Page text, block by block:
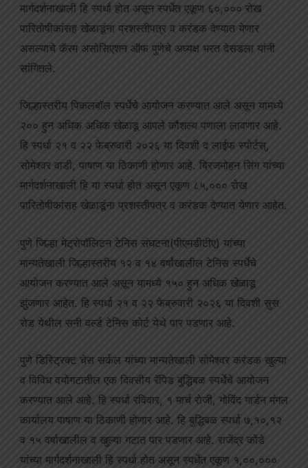
मार्गदर्शनाखाली हि स्पर्धा होत असून स्पर्धेत एकूण ६०,००० रोख
पारितोषीकांसह खेळाडूंना प्रशस्तीपत्र व करंडक देण्यात येणार
असल्याचे कॅरम असोसिएशन ऑफ पुणेचे अध्यक्ष भरत देसडला यांनी
सांगितले.
जिल्हास्तरीय पिकलबॉल स्पर्धेचे आयोजन करण्यात आले असून यामध्ये
२०० हुन अधिक अधिक खेळाडू आपले कौशल्य पणाला लावणार आहे.
हि स्पर्धा २१ व २२ फेब्रुवारी २०२६ या दिवशी द लाईफ स्पोर्टस्,
सोमेश्वर वाडी, पाषाण या ठिकाणी होणार आहे. ब्रिजमोहन सिंग यांच्या
मार्गदर्शनाखाली हि या स्पर्धा होत असून एकूण ८५,००० रोख
पारितोषीकांसह खेळाडूंना प्रशस्तीपत्र व करंडक देण्यात येणार आहेत.
पुणे जिल्हा मेट्रोपॉलिटन टेनिस संघटना(पीएमडीटीए) यांच्या
मान्यतेखाली जिल्हास्तरीय १२ व १४ वर्षांखालील टेनिस स्पर्धेचे
आयोजन करण्यात आले असून यामध्ये १५० हुन अधिक खेळाडू
झुंजणार आहेत. हि स्पर्धा २१ व २२ फेब्रुवारी २०२६ या दिवशी सुस
रोड येथील सनी वर्ल्ड टेनिस कोर्ट येथे पार पडणार आहे.
पुणे डिस्ट्रिक्ट चेस सर्कल यांच्या मान्यतेखाली सोमेश्वर करंडक खुल्या
व विविध वयोगटातील एक दिवसीय रॅपिड बुद्धिबळ स्पर्धेचे आयोजन
करण्यात आले आहे. हि स्पर्धा रविवार, १ मार्च रोजी, गोविंद गार्डन मंगल
कार्यालय पाषाण या ठिकाणी होणार आहे. हि बुद्धिबळ स्पर्धा ७,१०,१२
व १५ वर्षाखालील व खुल्या गटात पार पडणार आहे. राजेंद्र कोंडे
यांच्या मार्गदर्शनाखाली हि स्पर्धा होत असून स्पर्धेत एकूण १,००,०००